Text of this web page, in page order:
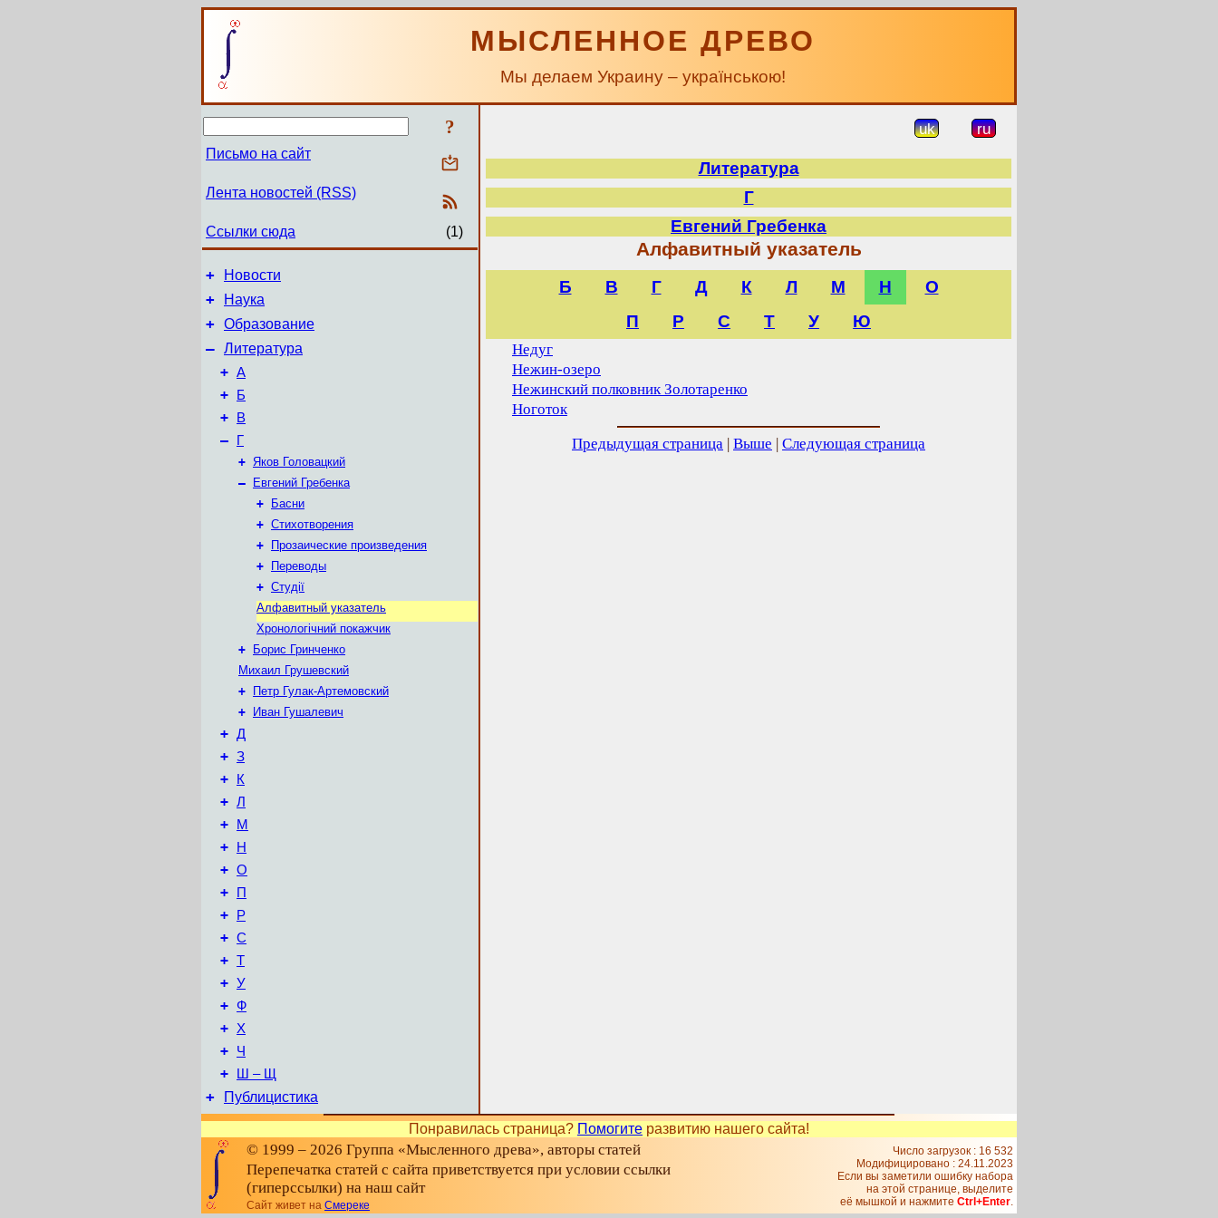
МЫСЛЕННОЕ ДРЕВО
Мы делаем Украину – українською!
?
Письмо на сайт
Лента новостей (RSS)
Ссылки сюда (1)
+ Новости
+ Наука
+ Образование
– Литература
+ А
+ Б
+ В
– Г
+ Яков Головацкий
–
Евгений Гребенка
+
Басни
+ Стихотворения
+
Прозаические произведения
+
Переводы
+ Студії
Алфавитный указатель
Хронологічний покажчик
+
Борис Гринченко
Михаил Грушевский
+
Петр Гулак-Артемовский
+
Иван Гушалевич
+ Д
+ З
+ К
+ Л
+ М
+ Н
+ О
+ П
+ Р
+ С
+ Т
+ У
+ Ф
+ Х
+ Ч
+ Ш – Щ
+ Публицистика
uk ru
Литература
Г
Евгений Гребенка
Алфавитный указатель
Б В Г Д К Л М Н
О
П
Р С Т У Ю
Недуг
Нежин-озеро
Нежинский полковник Золотаренко
Ноготок
Предыдущая страница | Выше | Следующая страница
Понравилась страница? Помогите развитию нашего сайта!
© 1999 – 2026 Группа «Мысленного древа», авторы статей
Перепечатка статей с сайта приветствуется при условии ссылки
(гиперссылки) на наш сайт
Сайт живет на Смереке
Число загрузок : 16 532
Модифицировано : 24.11.2023
Если вы заметили ошибку набора
на этой странице, выделите
её мышкой и нажмите Ctrl+Enter.